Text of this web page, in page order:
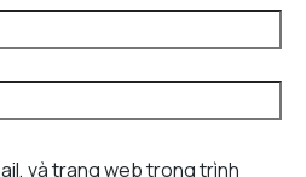
và trang web trong trình